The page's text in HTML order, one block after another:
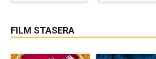
FILM STASERA